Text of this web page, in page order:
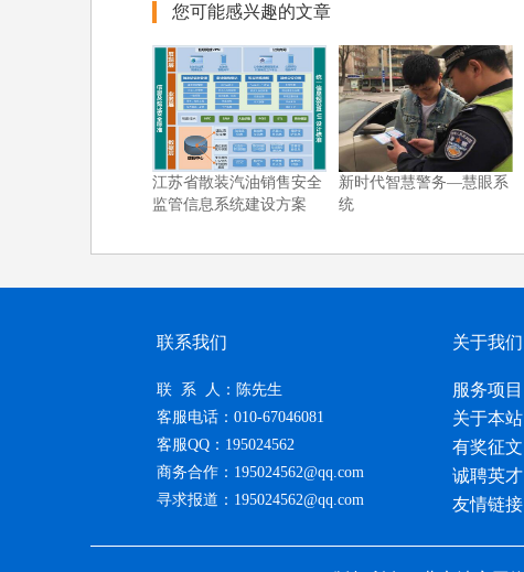
您可能感兴趣的文章
江苏省散装汽油销售安全
监管信息系统建设方案
新时代智慧警务—慧眼系
统
联系我们
联 系 人：陈先生
客服电话：010-67046081
客服QQ：195024562
商务合作：195024562@qq.com
寻求报道：195024562@qq.com
关于我们
服务项目
关于本站
有奖征文
诚聘英才
友情链接